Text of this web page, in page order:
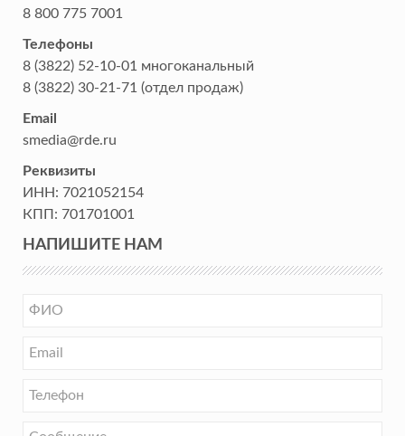
8 800 775 7001
Телефоны
8 (3822) 52-10-01 многоканальный
8 (3822) 30-21-71 (отдел продаж)
Email
smedia@rde.ru
Реквизиты
ИНН: 7021052154
КПП: 701701001
НАПИШИТЕ НАМ